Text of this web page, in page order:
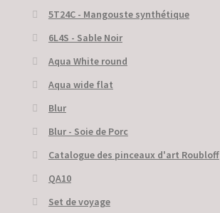
5Т24С - Mangouste synthétique
6L4S - Sable Noir
Aqua White round
Aqua wide flat
Blur
Blur - Soie de Porc
Catalogue des pinceaux d'art Roubloff
QA10
Set de voyage